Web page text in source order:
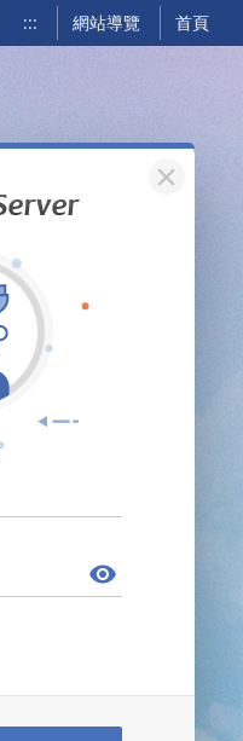
::: 網站導覽 首頁
關閉